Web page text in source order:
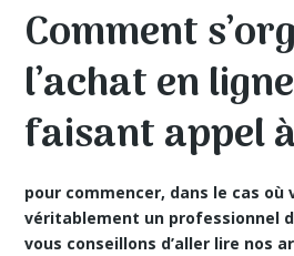
Comment
l’achat en
faisant appel
pour commencer, dans le cas où
véritablement un professionnel
vous conseillons d’aller lire nos